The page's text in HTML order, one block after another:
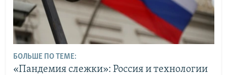
БОЛЬШЕ ПО ТЕМЕ:
«Пандемия слежки»: Россия и технологии